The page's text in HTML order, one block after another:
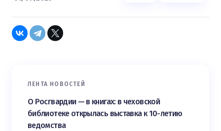
ЛЕНТА НОВОСТЕЙ
О Росгвардии — в книгах: в чеховской
библиотеке открылась выставка к 10-летию
ведомства